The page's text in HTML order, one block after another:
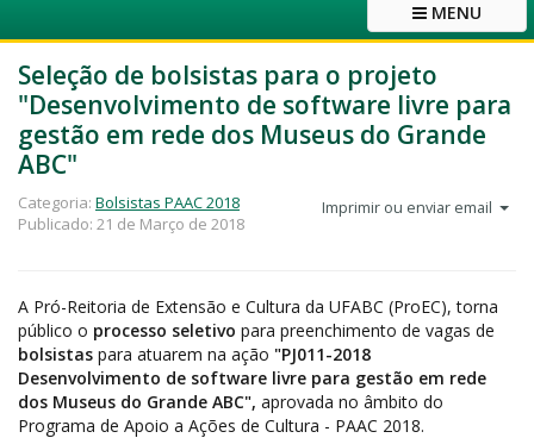
MENU
Seleção de bolsistas para o projeto
"Desenvolvimento de software livre para
gestão em rede dos Museus do Grande
ABC"
Imprimir ou enviar email
Categoria: Bolsistas PAAC 2018
Publicado: 21 de Março de 2018
A Pró-Reitoria de Extensão e Cultura da UFABC (ProEC), torna
público o processo seletivo para preenchimento de vagas de
bolsistas para atuarem na ação "PJ011-2018
Desenvolvimento de software livre para gestão em rede
dos Museus do Grande ABC", aprovada no âmbito do
Programa de Apoio a Ações de Cultura - PAAC 2018.